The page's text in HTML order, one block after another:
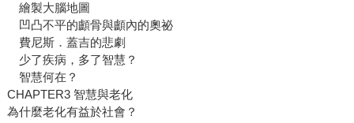
繪製大腦地圖
凹凸不平的顱骨與顱內的奧祕
費尼斯．蓋吉的悲劇
少了疾病，多了智慧？
智慧何在？
CHAPTER3 智慧與老化
為什麼老化有益於社會？